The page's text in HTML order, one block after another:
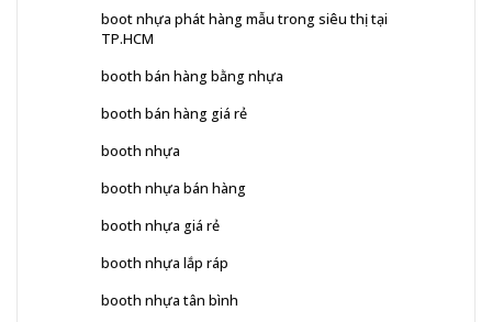
boot nhựa phát hàng mẫu trong siêu thị tại
TP.HCM
booth bán hàng bằng nhựa
booth bán hàng giá rẻ
booth nhựa
booth nhựa bán hàng
booth nhựa giá rẻ
booth nhựa lắp ráp
booth nhựa tân bình